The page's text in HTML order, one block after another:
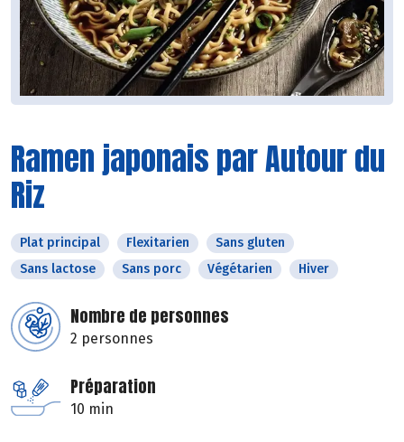
Ramen japonais par Autour du
Riz
Plat principal Flexitarien
Sans gluten
Sans lactose
Sans porc Végétarien Hiver
Nombre de personnes
2 personnes
Préparation
10 min